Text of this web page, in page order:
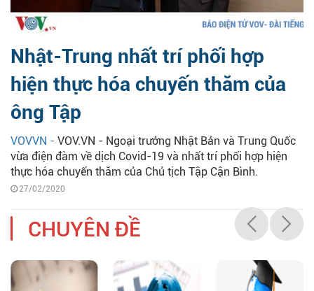
Nhật-Trung nhất trí phối hợp
hiện thực hóa chuyến thăm của
ông Tập
VOVVN - VOV.VN - Ngoại trưởng Nhật Bản và Trung Quốc
vừa điện đàm về dịch Covid-19 và nhất trí phối hợp hiện
thực hóa chuyến thăm của Chủ tịch Tập Cận Bình.
27/02/2020
CHUYÊN ĐỀ